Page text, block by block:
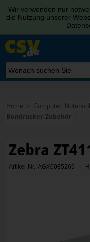
Wir verwenden nur
die Nutzung unserer
Home Computer,
Bondrucker-Zubehör
Zebra
Artikel-Nr.: AGX0085269 |